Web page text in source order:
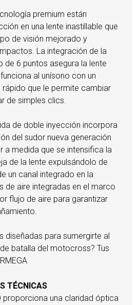
premium están
en una lente inastillable que
de visión mejorado y
La integración de la
de 6 puntos asegura la lente
al unísono con un
que le permite cambiar
de simples clics.
de doble inyección incorpora
del sudor nueva generación
a medida que se intensifica la
de la lente expulsándolo de
un canal integrado en la
de aire integradas en el marco
flujo de aire para garantizar
diseñadas para sumergirte al
batalla del motocross? Tus
TÉCNICAS
proporciona una claridad óptica